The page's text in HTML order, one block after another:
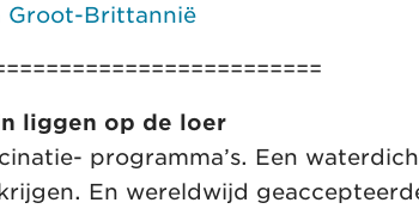
Groot-Brittannië
liggen op de loer
programma’s. Een
En wereldwijd